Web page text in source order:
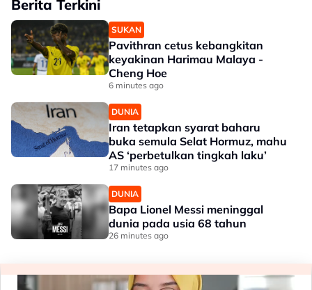
Berita Terkini
SUKAN
Pavithran cetus kebangkitan
keyakinan Harimau Malaya -
Cheng Hoe
6 minutes ago
DUNIA
Iran tetapkan syarat baharu
buka semula Selat Hormuz, mahu
AS ‘perbetulkan tingkah laku’
17 minutes ago
DUNIA
Bapa Lionel Messi meninggal
dunia pada usia 68 tahun
26 minutes ago